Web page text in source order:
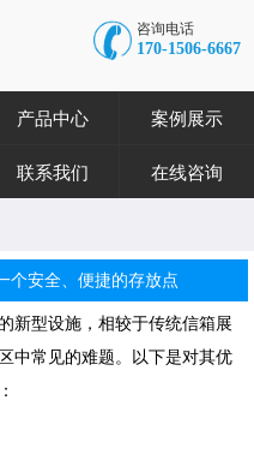
咨询电话
170-1506-6667
产品中心 案例展示
联系我们 在线咨询
个安全、便捷的存放点
新型设施，相较于传统信箱展
中常见的难题。以下是对其优